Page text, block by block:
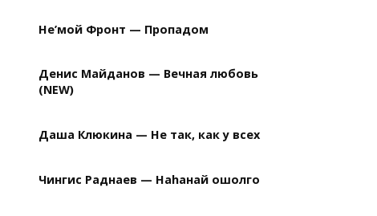
Не’мой Фронт — Пропадом
Денис Майданов — Вечная любовь
(NEW)
Даша Клюкина — Не так, как у всех
Чингис Раднаев — Наhанай ошолго